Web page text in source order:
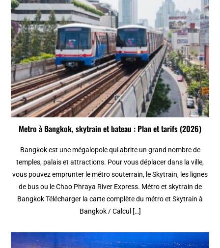
Metro à Bangkok, skytrain et bateau : Plan et tarifs (2026)
Bangkok est une mégalopole qui abrite un grand nombre de
temples, palais et attractions. Pour vous déplacer dans la ville,
vous pouvez emprunter le métro souterrain, le Skytrain, les lignes
de bus ou le Chao Phraya River Express. Métro et skytrain de
Bangkok Télécharger la carte complète du métro et Skytrain à
Bangkok / Calcul […]